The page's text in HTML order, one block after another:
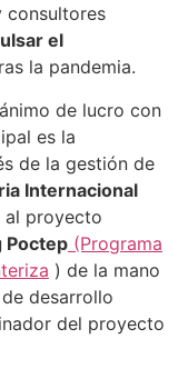
consultores
el
la pandemia.
de lucro con
es la
de la gestión de
Internacional
al proyecto
Poctep (Programa
) de la mano
desarrollo
del proyecto